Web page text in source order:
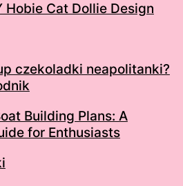
Hobie Cat Dollie Design
czekoladki neapolitanki?
Building Plans: A
for Enthusiasts